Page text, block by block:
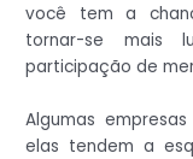
você tem a
tornar-se mais
participação de
Algumas
elas tendem a